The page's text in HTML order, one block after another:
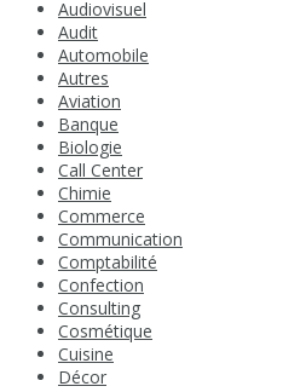
Audiovisuel
Audit
Automobile
Autres
Aviation
Banque
Biologie
Call Center
Chimie
Commerce
Communication
Comptabilité
Confection
Consulting
Cosmétique
Cuisine
Décor